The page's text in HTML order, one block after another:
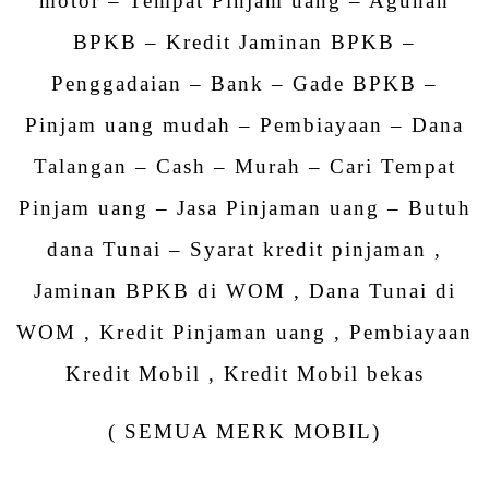
BPKB – Kredit Jaminan BPKB –
Penggadaian – Bank – Gade BPKB –
Pinjam uang mudah – Pembiayaan – Dana
Talangan – Cash – Murah – Cari Tempat
Pinjam uang – Jasa Pinjaman uang – Butuh
dana Tunai – Syarat kredit pinjaman ,
Jaminan BPKB di WOM , Dana Tunai di
WOM , Kredit Pinjaman uang , Pembiayaan
Kredit Mobil , Kredit Mobil bekas
( SEMUA MERK MOBIL)